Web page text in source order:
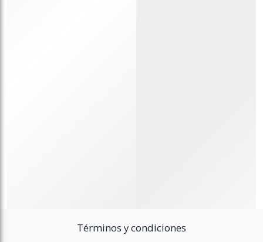
Términos y condiciones